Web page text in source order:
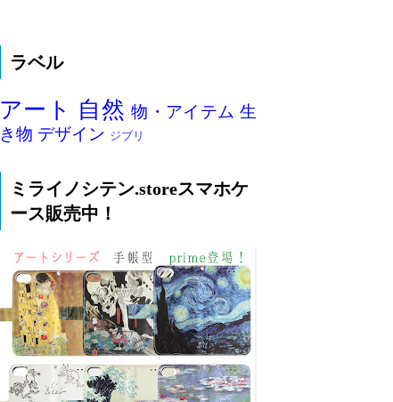
ラベル
アート 自然 物・アイテム 生
き物 デザイン ジブリ
ミライノシテン.storeスマホケ
ース販売中！